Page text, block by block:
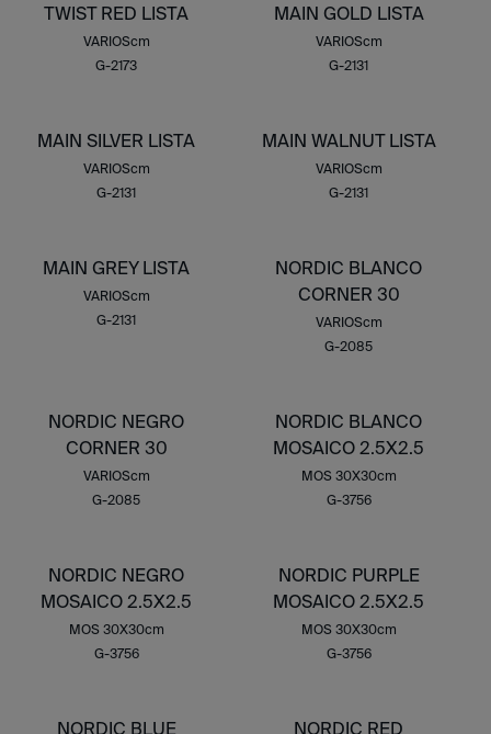
TWIST RED LISTA
VARIOScm
G-2173
MAIN GOLD LISTA
VARIOScm
G-2131
MAIN SILVER LISTA
VARIOScm
G-2131
MAIN WALNUT LISTA
VARIOScm
G-2131
MAIN GREY LISTA
VARIOScm
G-2131
NORDIC BLANCO
CORNER 30
VARIOScm
G-2085
NORDIC NEGRO
CORNER 30
VARIOScm
G-2085
NORDIC BLANCO
MOSAICO 2.5X2.5
MOS 30X30cm
G-3756
NORDIC NEGRO
MOSAICO 2.5X2.5
MOS 30X30cm
G-3756
NORDIC PURPLE
MOSAICO 2.5X2.5
MOS 30X30cm
G-3756
NORDIC BLUE NORDIC RED